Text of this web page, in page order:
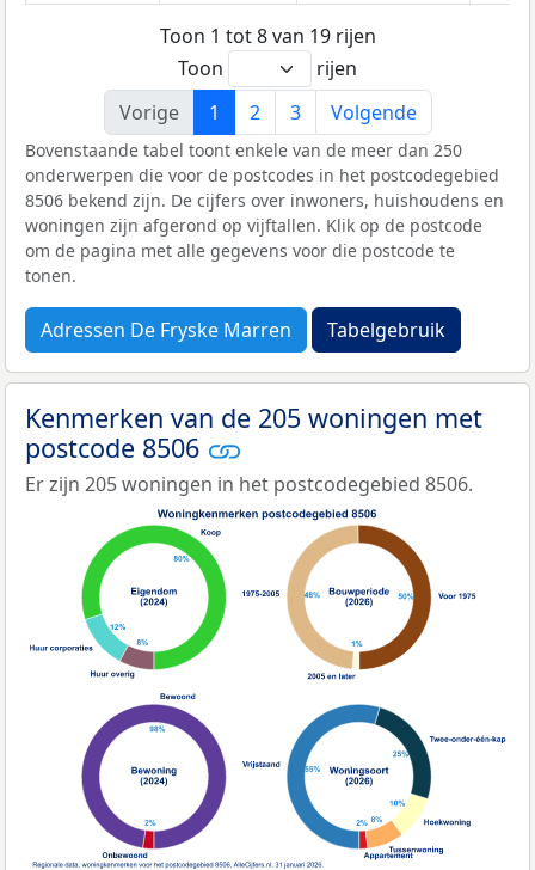
Toon 1 tot 8 van 19 rijen
Toon
rijen
Vorige
1 2 3 Volgende
Bovenstaande tabel toont enkele van de meer dan 250
onderwerpen die voor de postcodes in het postcodegebied
8506 bekend zijn. De cijfers over inwoners, huishoudens en
woningen zijn afgerond op vijftallen. Klik op de postcode
om de pagina met alle gegevens voor die postcode te
tonen.
Adressen De Fryske Marren Tabelgebruik
Kenmerken van de 205 woningen met
postcode 8506
Er zijn 205 woningen in het postcodegebied 8506.